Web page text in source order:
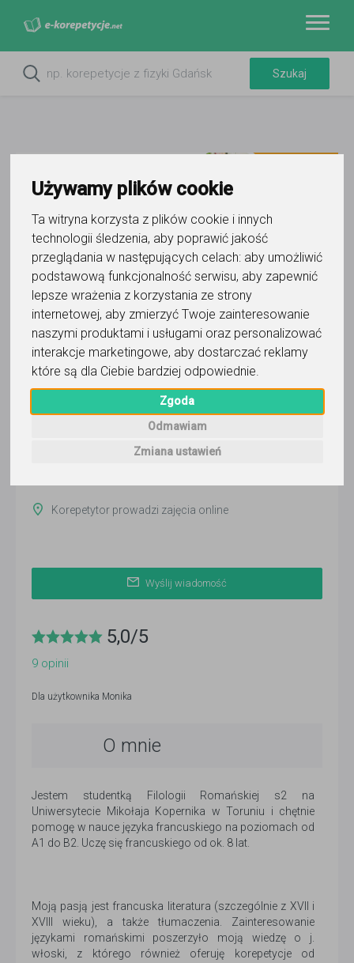
Używamy plików cookie
Ta witryna korzysta z plików cookie i innych
technologii śledzenia, aby poprawić jakość
przeglądania w następujących celach: aby umożliwić
podstawową funkcjonalność serwisu, aby zapewnić
lepsze wrażenia z korzystania ze strony
internetowej, aby zmierzyć Twoje zainteresowanie
naszymi produktami i usługami oraz personalizować
interakcje marketingowe, aby dostarczać reklamy
które są dla Ciebie bardziej odpowiednie.
Zgoda
Odmawiam
Zmiana ustawień
Monika
Wyślij wiadomość
Korepetytor prowadzi zajęcia online
Wyślij wiadomość
5,0/5
9 opinii
Dla użytkownika Monika
O mnie
Jestem studentką Filologii Romańskiej s2 na
Uniwersytecie Mikołaja Kopernika w Toruniu i chętnie
pomogę w nauce języka francuskiego na poziomach od
A1 do B2. Uczę się francuskiego od ok. 8 lat.
Moją pasją jest francuska literatura (szczególnie z XVII i
XVIII wieku), a także tłumaczenia. Zainteresowanie
językami romańskimi poszerzyło moją wiedzę o j.
włoski, z którego również oferuję korepetycje od